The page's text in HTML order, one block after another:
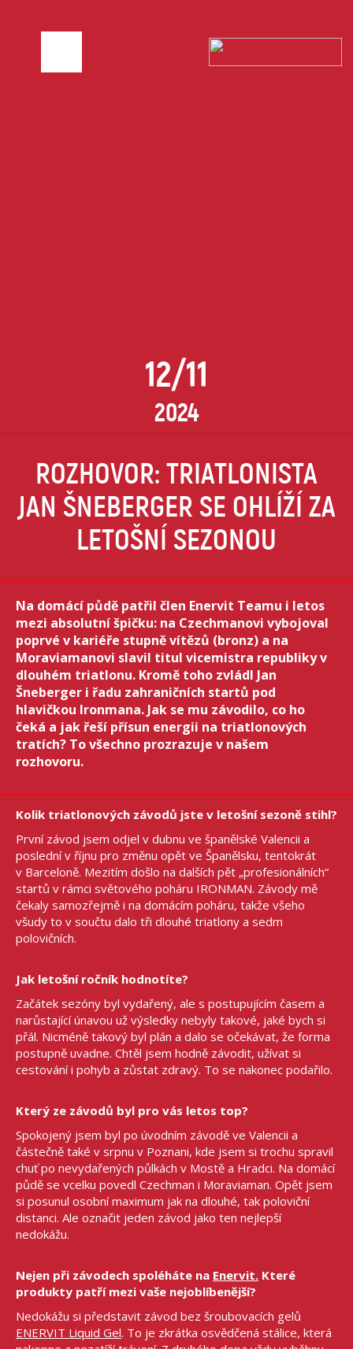
12/11
2024
ROZHOVOR: TRIATLONISTA
JAN ŠNEBERGER SE OHLÍŽÍ ZA
LETOŠNÍ SEZONOU
Na domácí půdě patřil člen Enervit Teamu i letos
mezi absolutní špičku: na Czechmanovi vybojoval
poprvé v kariéře stupně vítězů (bronz) a na
Moraviamanovi slavil titul vicemistra republiky v
dlouhém triatlonu. Kromě toho zvládl Jan
Šneberger i řadu zahraničních startů pod
hlavičkou Ironmana. Jak se mu závodilo, co ho
čeká a jak řeší přísun energii na triatlonových
tratích? To všechno prozrazuje v našem
rozhovoru.
Kolik triatlonových závodů jste v letošní sezoně stihl?
První závod jsem odjel v dubnu ve španělské Valencii a
poslední v říjnu pro změnu opět ve Španělsku, tentokrát
v Barceloně. Mezitím došlo na dalších pět „profesionálních“
startů v rámci světového poháru IRONMAN. Závody mě
čekaly samozřejmě i na domácím poháru, takže všeho
všudy to v součtu dalo tři dlouhé triatlony a sedm
polovičních.
Jak letošní ročník hodnotíte?
Začátek sezóny byl vydařený, ale s postupujícím časem a
narůstající únavou už výsledky nebyly takové, jaké bych si
přál. Nicméně takový byl plán a dalo se očekávat, že forma
postupně uvadne. Chtěl jsem hodně závodit, užívat si
cestování i pohyb a zůstat zdravý. To se nakonec podařilo.
Který ze závodů byl pro vás letos top?
Spokojený jsem byl po úvodním závodě ve Valencii a
částečně také v srpnu v Poznani, kde jsem si trochu spravil
chuť po nevydařených půlkách v Mostě a Hradci. Na domácí
půdě se vcelku povedl Czechman i Moraviaman. Opět jsem
si posunul osobní maximum jak na dlouhé, tak poloviční
distanci. Ale označit jeden závod jako ten nejlepší
nedokážu.
Nejen při závodech spoléháte na Enervit. Které
produkty patří mezi vaše nejoblíbenější?
Nedokážu si představit závod bez šroubovacích gelů
ENERVIT Liquid Gel. To je zkrátka osvědčená stálice, která